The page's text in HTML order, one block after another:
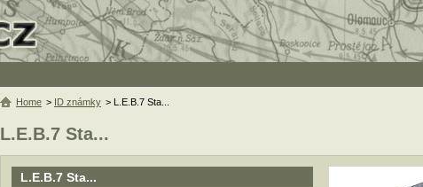
L.E.B.7 Sta...
L.E.B.7 Sta...
Home > ID známky > L.E.B.7 Sta...